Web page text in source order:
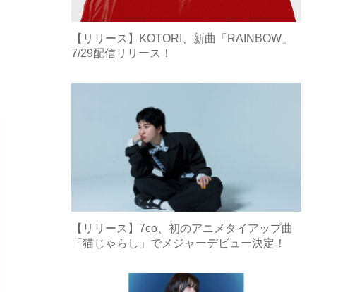
【リリース】KOTORI、新曲「RAINBOW」
7/29配信リリース！
【リリース】7co、初のアニメタイアップ曲
「猫じゃらし」でメジャーデビュー決定！